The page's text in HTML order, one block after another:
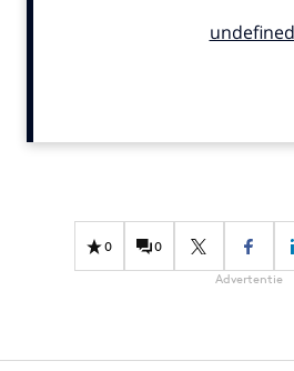
Design
Diversiteit
Effectiviteit
0 0
Advertentie